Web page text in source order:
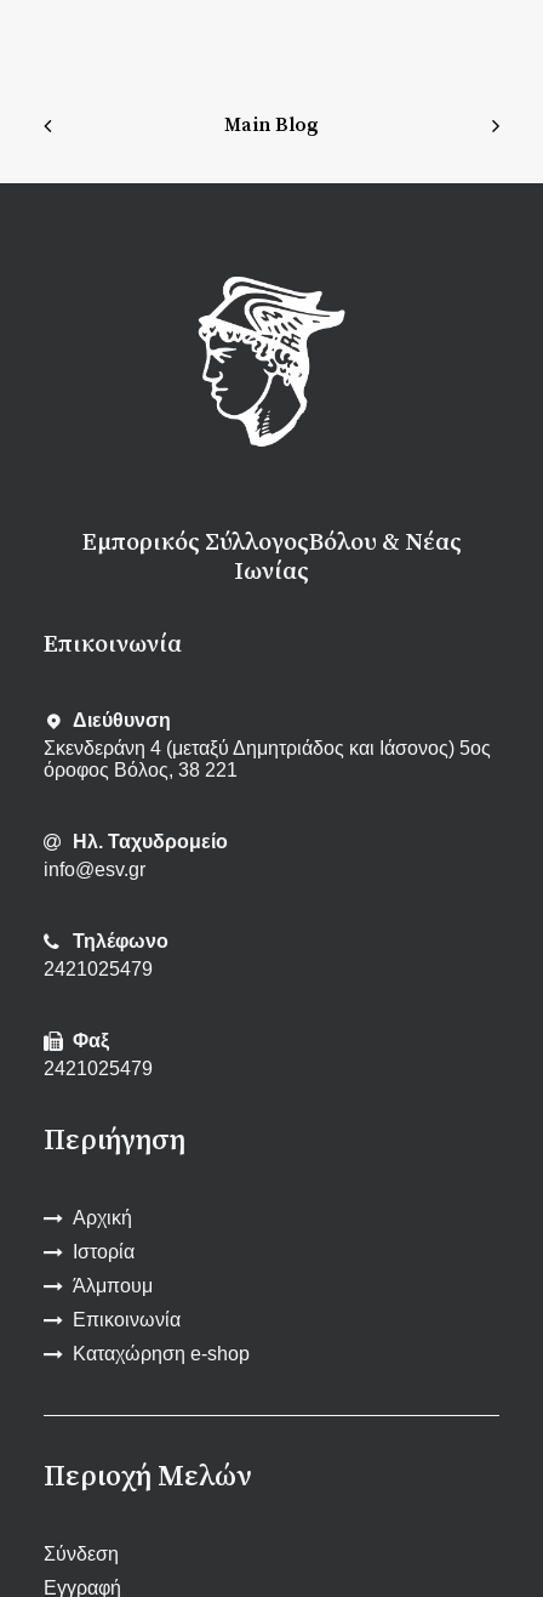
Main Blog
Εμπορικός ΣύλλογοςΒόλου & Νέας
Ιωνίας
Eπικοινωνία
Διεύθυνση
Σκενδεράνη 4 (μεταξύ Δημητριάδος και Ιάσονος) 5ος
όροφος Βόλος, 38 221
Ηλ. Ταχυδρομείο
info@esv.gr
Τηλέφωνο
2421025479
Φαξ
2421025479
Περιήγηση
Αρχική
Ιστορία
Άλμπουμ
Επικοινωνία
Καταχώρηση e-shop
Περιοχή Μελών
Σύνδεση
Εγγραφή